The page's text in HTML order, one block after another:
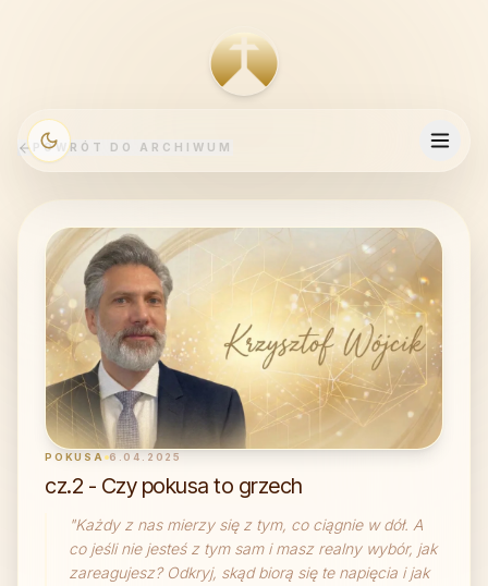
POWRÓT DO ARCHIWUM
POKUSA 6.04.2025
cz.2 - Czy pokusa to grzech
"Każdy z nas mierzy się z tym, co ciągnie w dół. A
co jeśli nie jesteś z tym sam i masz realny wybór, jak
zareagujesz? Odkryj, skąd biorą się te napięcia i jak